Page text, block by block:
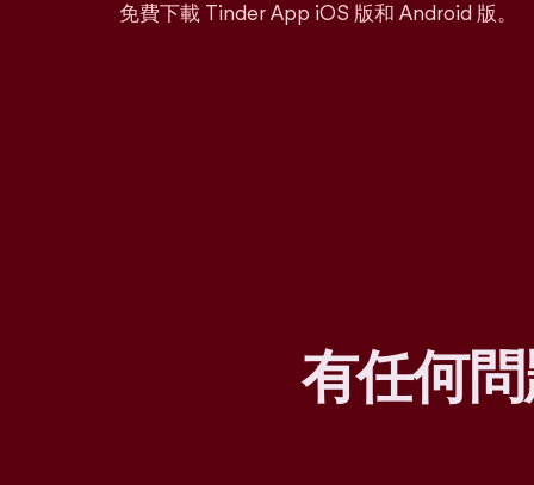
免費下載 Tinder App iOS 版和 Android 版。
有任何